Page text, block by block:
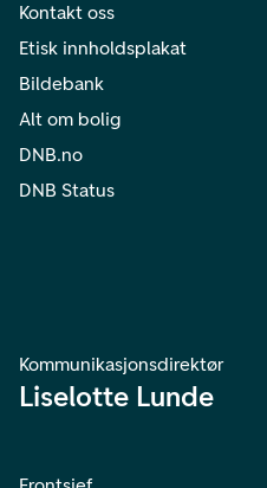
Kontakt oss
Etisk innholdsplakat
Bildebank
Alt om bolig
DNB.no
DNB Status
Kommunikasjonsdirektør
Liselotte Lunde